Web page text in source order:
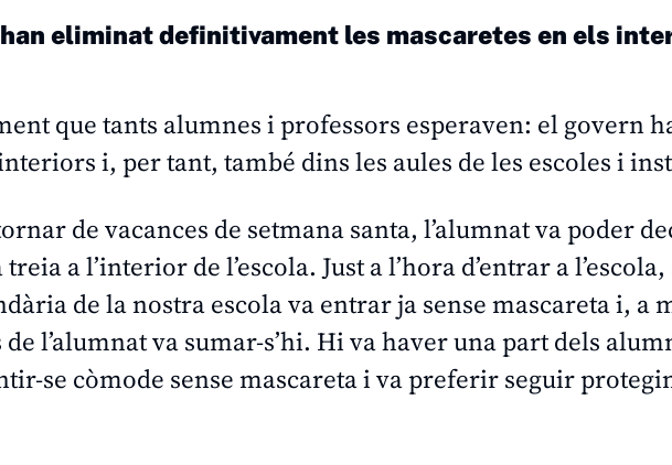
eliminat definitivament les mascaretes en els
que tants alumnes i professors esperaven: el govern
i, per tant, també dins les aules de les escoles i
de vacances de setmana santa, l’alumnat va poder
a l’interior de l’escola. Just a l’hora d’entrar a
de la nostra escola va entrar ja sense mascareta i, a
l’alumnat va sumar-s’hi. Hi va haver una part dels
se còmode sense mascareta i va preferir seguir